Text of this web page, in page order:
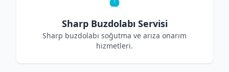
Sharp Buzdolabı Servisi
Sharp buzdolabı soğutma ve arıza onarım
hizmetleri.